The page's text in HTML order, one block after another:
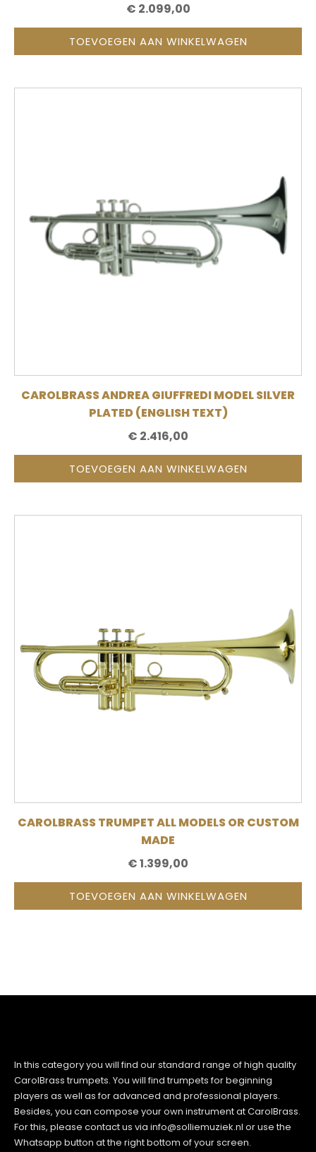
€ 2.099,00
TOEVOEGEN AAN WINKELWAGEN
CAROLBRASS ANDREA GIUFFREDI MODEL SILVER
PLATED (ENGLISH TEXT)
€ 2.416,00
TOEVOEGEN AAN WINKELWAGEN
CAROLBRASS TRUMPET ALL MODELS OR CUSTOM
MADE
€1.399,00
TOEVOEGEN AAN WINKELWAGEN
In this category you will find our standard range of high quality
CarolBrass trumpets. You will find trumpets for beginning
players as well as for advanced and professional players.
Besides, you can compose your own instrument at CarolBrass.
For this, please contact us via info@solliemuziek.nl or use the
Whatsapp button at the right bottom of your screen.